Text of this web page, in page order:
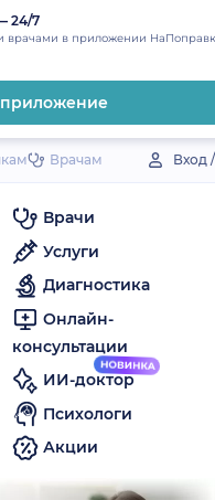
to
content
24/7
врачами в приложении
приложение
Врачам Вход
Врачи
Услуги
Диагностика
Онлайн-
консультации
ИИ-доктор
Психологи
Акции